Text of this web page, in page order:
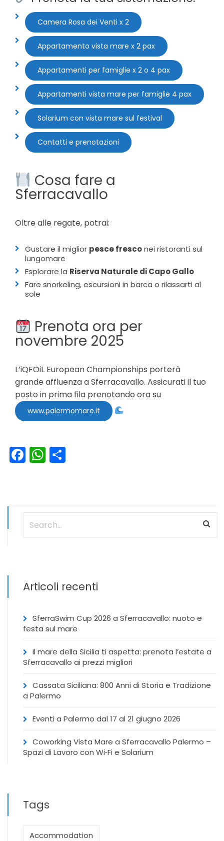
Camera Rosa dei Venti x 2
Appartamento vista mare x 2 pax
Appartamenti per famiglie x 2 o 4 pax
Appartamenti vista mare per famiglie 4 pax
Solarium con vista mare sul festival
Contatti e prenotazioni
Cosa fare a
Sferracavallo
Oltre alle regate, potrai:
Gustare il miglior pesce fresconei ristoranti sul
lungomare
Esplorare la Riserva Naturale di Capo Gallo
Fare snorkeling, escursioni in barca o rilassarti al
sole
Prenota ora per
novembre 2025
L’iQFOiL European Championships porterà
grande affluenza a Sferracavallo. Assicurati il tuo
posto in prima fila prenotando ora su
www.palermomare.it
Facebook
WhatsApp
Articoli recenti
SferraSwim Cup 2026 a Sferracavallo: nuoto e
festa sul mare
Il mare della Sicilia ti aspetta: prenota l’estate a
Sferracavallo ai prezzi migliori
Cassata Siciliana: 800 Anni di Storia e Tradizione
a Palermo
Eventi a Palermo dal 17 al 21 giugno 2026
Coworking Vista Mare a Sferracavallo Palermo –
Spazi di Lavoro con Wi‑Fi e Solarium
Tags
Accommodation